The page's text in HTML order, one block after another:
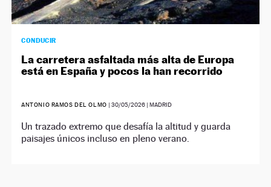
CONDUCIR
La carretera asfaltada más alta de Europa
está en España y pocos la han recorrido
ANTONIO RAMOS DEL OLMO | 30/05/2026| MADRID
Un trazado extremo que desafía la altitud y guarda
paisajes únicos incluso en pleno verano.